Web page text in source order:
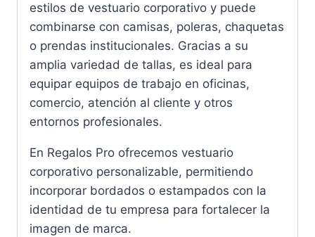
estilos de vestuario corporativo y puede
combinarse con camisas, poleras, chaquetas
o prendas institucionales. Gracias a su
amplia variedad de tallas, es ideal para
equipar equipos de trabajo en oficinas,
comercio, atención al cliente y otros
entornos profesionales.
En Regalos Pro ofrecemos vestuario
corporativo personalizable, permitiendo
incorporar bordados o estampados con la
identidad de tu empresa para fortalecer la
imagen de marca.